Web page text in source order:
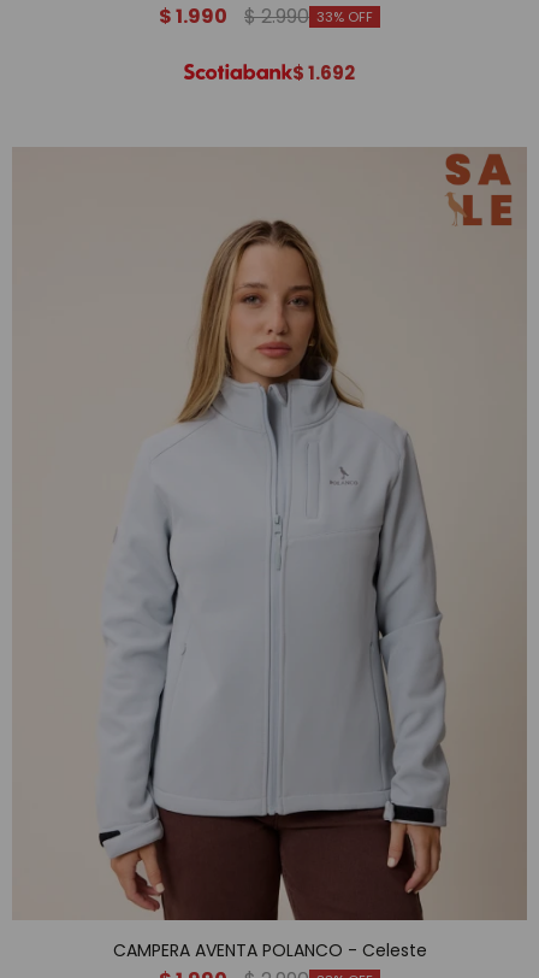
$1.990 $2.990 33
$1.692
CAMPERA AVENTA POLANCO - Celeste